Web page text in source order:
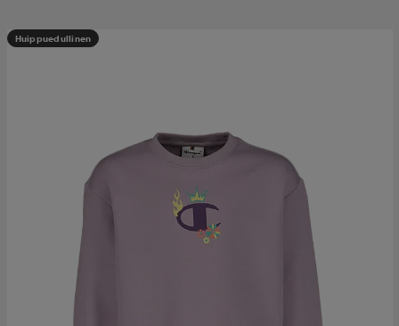
Huippuedullinen